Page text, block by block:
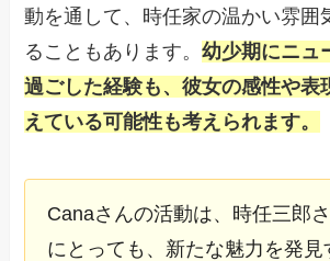
動を通して、時任家の温かい雰囲
ることもあります。幼少期にニュ
過ごした経験も、彼女の感性や表
えている可能性も考えられます。
Canaさんの活動は、時任三郎
にとっても、新たな魅力を発見